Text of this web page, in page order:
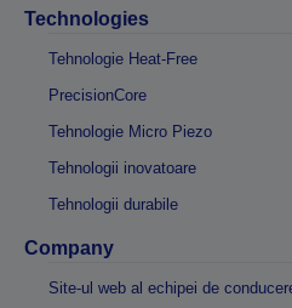
Technologies
Tehnologie Heat-Free
PrecisionCore
Tehnologie Micro Piezo
Tehnologii inovatoare
Tehnologii durabile
Company
Site-ul web al echipei de